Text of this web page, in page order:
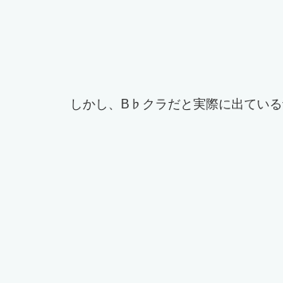
しかし、B♭クラだと実際に出ている